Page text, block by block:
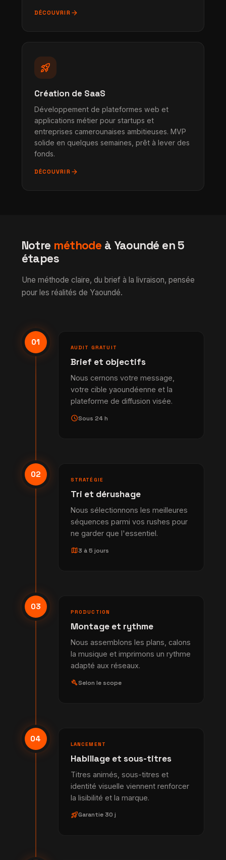
DÉCOUVRIR arrow_forward
rocket_launch
Création de SaaS
Développement de plateformes web et
applications métier pour startups et
entreprises camerounaises ambitieuses. MVP
solide en quelques semaines, prêt à lever des
fonds.
DÉCOUVRIR arrow_forward
Notre méthode à Yaoundé en 5
étapes
Une méthode claire, du brief à la livraison, pensée
pour les réalités de Yaoundé.
01
AUDIT GRATUIT
Brief et objectifs
Nous cernons votre message,
votre cible yaoundéenne et la
plateforme de diffusion visée.
scheduleSous 24 h
02
STRATÉGIE
Tri et dérushage
Nous sélectionnons les meilleures
séquences parmi vos rushes pour
ne garder que l'essentiel.
map3 à 5 jours
03
PRODUCTION
Montage et rythme
Nous assemblons les plans, calons
la musique et imprimons un rythme
adapté aux réseaux.
buildSelon le scope
04
LANCEMENT
Habillage et sous-titres
Titres animés, sous-titres et
identité visuelle viennent renforcer
la lisibilité et la marque.
rocket_launchGarantie 30 j